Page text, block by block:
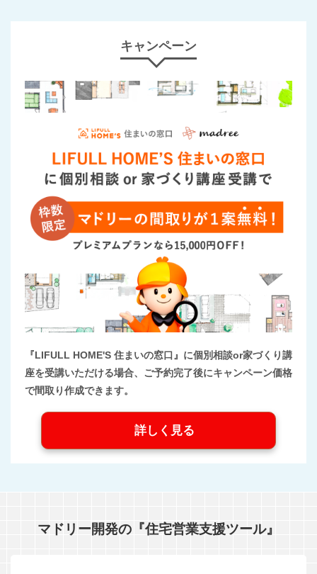
キャンペーン
『LIFULL HOME'S 住まいの窓口』に個別相談or家づくり講
座を受講いただける場合、ご予約完了後にキャンペーン価格
で間取り作成できます。
詳しく見る
マドリー開発の『住宅営業支援ツール』